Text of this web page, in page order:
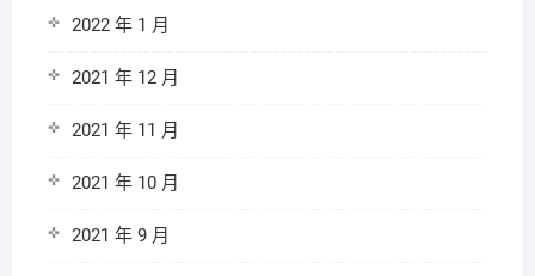
2022 年 1 月
2021 年 12 月
2021 年 11 月
2021 年 10 月
2021 年 9 月